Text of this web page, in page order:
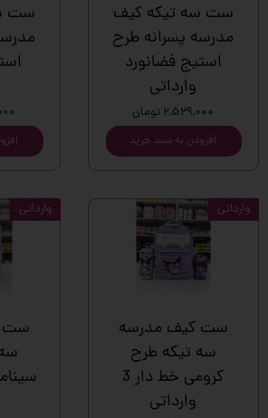
ست سه تیکه کیف
مدرسه پسرانه طرح
استیج فضانورد
وارداتی
۲,۵۲۹,۰۰۰ تومان
افزودن به سبد خرید
ست
ست کیف مدرسه
سه تیکه طرح
کرومی خط دار 3
وارداتی
وارداتی
ست
وارداتی